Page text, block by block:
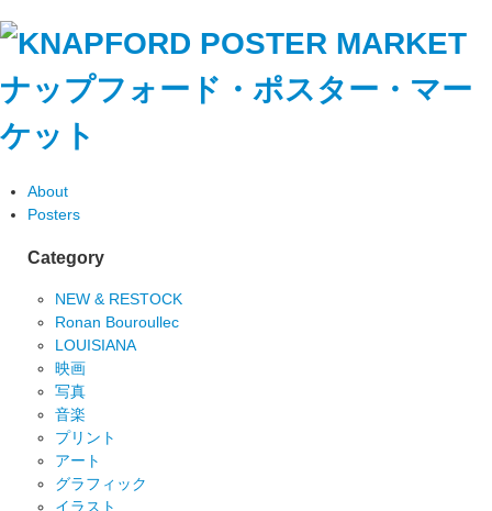
ナップフォード・ポスター・マー
ケット
About
Posters
Category
NEW & RESTOCK
Ronan Bouroullec
LOUISIANA
映画
写真
音楽
プリント
アート
グラフィック
イラスト